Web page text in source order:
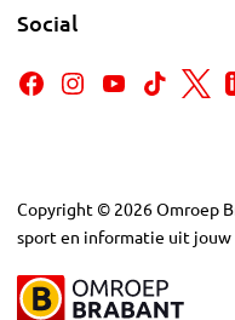
Social
Copyright © 2026Omroep
sport en informatie uit jouw